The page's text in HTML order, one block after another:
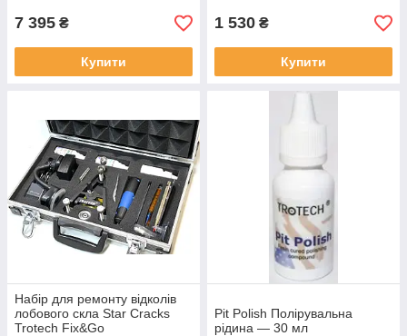
7 395 ₴
Купити
1 530 ₴
Купити
Набір для ремонту відколів
лобового скла Star Cracks
Trotech Fix&Go
Pit Polish Полірувальна
рідина — 30 мл